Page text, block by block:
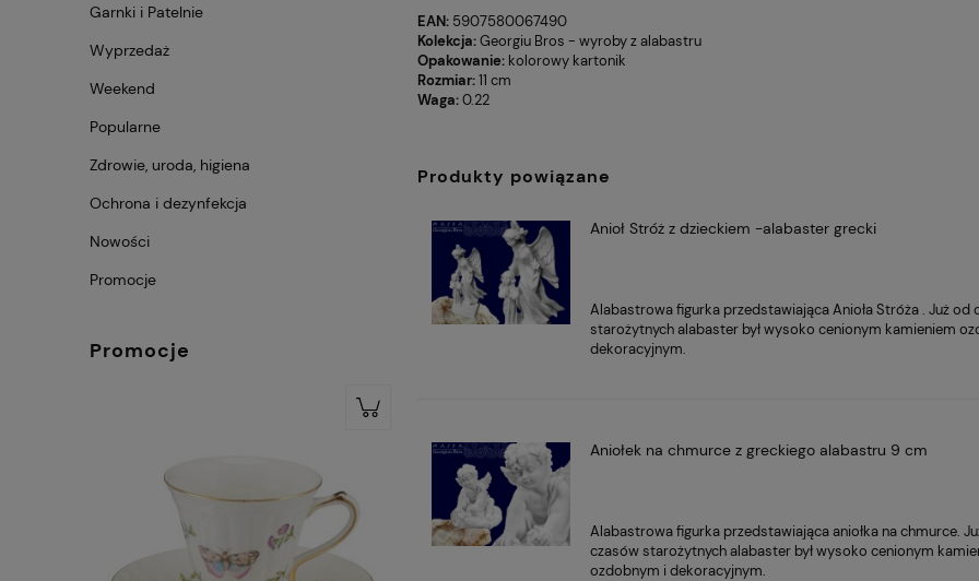
Garnki i Patelnie
Wyprzedaż
Weekend
Popularne
Zdrowie, uroda, higiena
Ochrona i dezynfekcja
Nowości
Promocje
Promocje
EAN: 5907580067490
Kolekcja:Georgiu Bros - wyroby z alabastru
Opakowanie: kolorowy kartonik
Rozmiar:11 cm
Waga:0.22
Produkty powiązane
Anioł Stróż z dzieckiem -alabaster grecki
Alabastrowa figurka przedstawiająca Anioła Stróża . Już od
starożytnych alabaster był wysoko cenionym kamieniem
dekoracyjnym.
Aniołek na chmurce z greckiego alabastru 9 cm
Alabastrowa figurka przedstawiająca aniołka na chmurce.
czasów starożytnych alabaster był wysoko cenionym
ozdobnym i dekoracyjnym.